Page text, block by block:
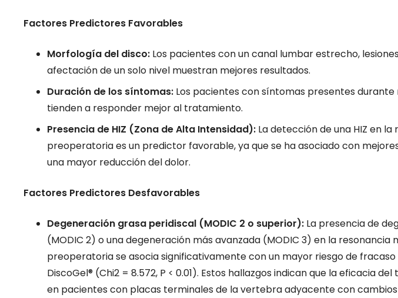
Factores Predictores Favorables
Morfología del disco: Los pacientes con un canal lumbar estrecho,
afectación de un solo nivel muestran mejores resultados.
Duración de los síntomas: Los pacientes con síntomas presentes durante
tienden a responder mejor al tratamiento.
Presencia de HIZ (Zona de Alta Intensidad): La detección de una HIZ en
preoperatoria es un predictor favorable, ya que se ha asociado con
una mayor reducción del dolor.
Factores Predictores Desfavorables
Degeneración grasa peridiscal (MODIC 2 o superior): La presencia de
(MODIC 2) o una degeneración más avanzada (MODIC 3) en la resonancia
preoperatoria se asocia significativamente con un mayor riesgo de
DiscoGel® (Chi2 = 8.572, P < 0.01). Estos hallazgos indican que la eficacia
en pacientes con placas terminales de la vertebra adyacente con